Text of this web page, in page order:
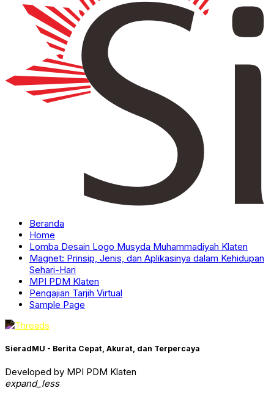
Beranda
Home
Lomba Desain Logo Musyda Muhammadiyah Klaten
Magnet: Prinsip, Jenis, dan Aplikasinya dalam Kehidupan
Sehari-Hari
MPI PDM Klaten
Pengajian Tarjih Virtual
Sample Page
SieradMU - Berita Cepat, Akurat, dan Terpercaya
Developed by MPI PDM Klaten
expand_less